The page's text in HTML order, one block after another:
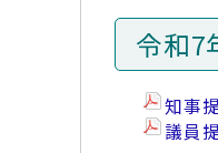
令和7
知事
議員